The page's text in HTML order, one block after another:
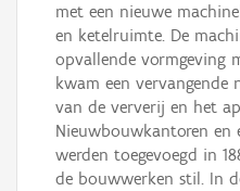
met een nieuwe
en ketelruimte. De
opvallende vormgeving
kwam een
van de ververij en het
Nieuwbouwkantoren en
werden toegevoegd in
de bouwwerken stil. In